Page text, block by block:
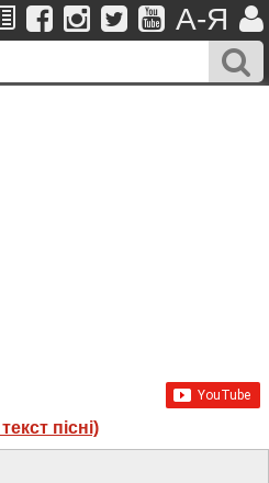
A-Я
пісні)